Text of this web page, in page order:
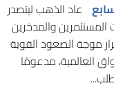
عاد الذهب ليتصدر
المستثمرين والمدخرين
موجة الصعود القوية
العالمية، مدعومًا